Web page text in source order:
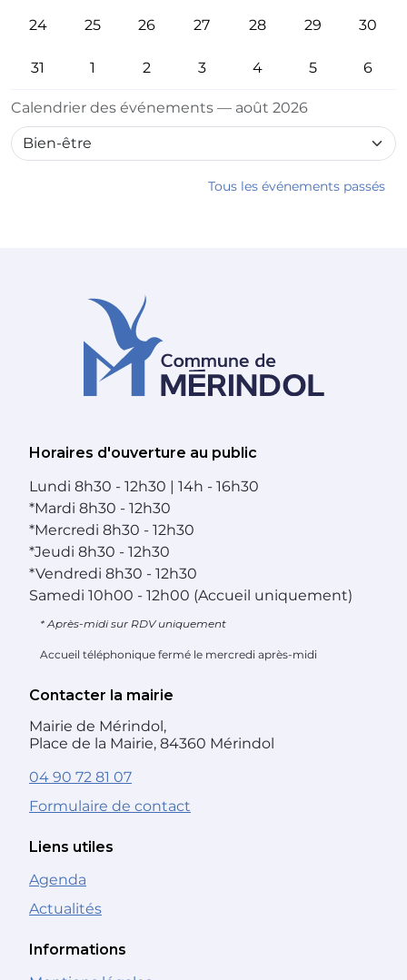
Tous les événements passés
Calendrier des événements — août 2026
24 25 26 27 28 29 30
31 1 2 3 4 5 6
Horaires d'ouverture au public
Lundi 8h30 - 12h30 | 14h - 16h30
*Mardi 8h30 - 12h30
*Mercredi 8h30 - 12h30
*Jeudi 8h30 - 12h30
*Vendredi 8h30 - 12h30
Samedi 10h00 - 12h00 (Accueil uniquement)
* Après-midi sur RDV uniquement
Accueil téléphonique fermé le mercredi après-midi
Contacter la mairie
Mairie de Mérindol,
Place de la Mairie, 84360 Mérindol
04 90 72 81 07
Formulaire de contact
Liens utiles
Agenda
Actualités
Informations